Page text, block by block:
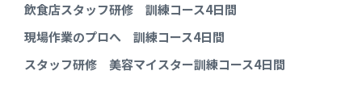
飲食店スタッフ研修 訓練コース4日間
現場作業のプロへ 訓練コース4日間
スタッフ研修 美容マイスター訓練コース4日間